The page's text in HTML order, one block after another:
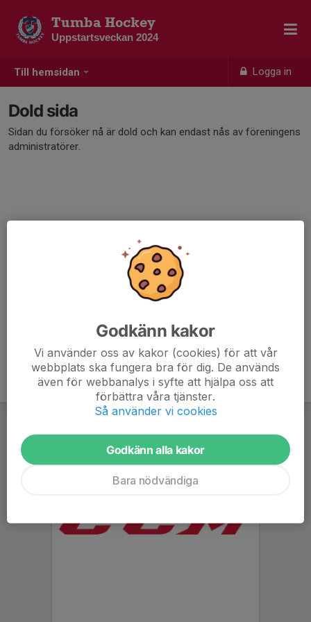
Till hemsidan Logga in
Tumba Hockey
Uppstartsveckan 2024
Dold sida
Sidan du försöker nå är dold och kan endast nås av föreningens
administratörer.
Godkänn kakor
Vi använder oss av kakor (cookies) för att vår
webbplats ska fungera bra för dig. De används
även för webbanalys i syfte att hjälpa oss att
förbättra våra tjänster.
Så använder vi cookies
Godkänn alla kakor
Bara nödvändiga